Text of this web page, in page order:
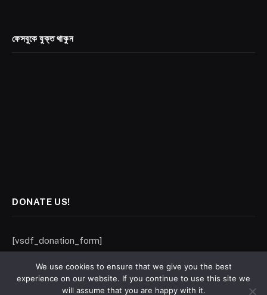
ফেসবুকে যুক্ত থাকুন
DONATE US!
[vsdf_donation_form]
We use cookies to ensure that we give you the best
experience on our website. If you continue to use this site we
will assume that you are happy with it.